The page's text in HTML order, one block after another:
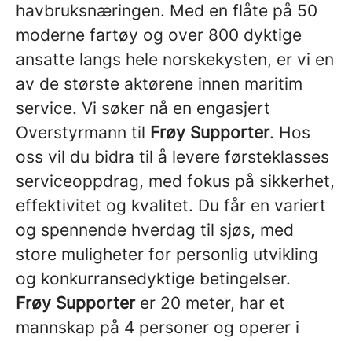
havbruksnæringen. Med en flåte på 50
moderne fartøy og over 800 dyktige
ansatte langs hele norskekysten, er vi en
av de største aktørene innen maritim
service. Vi søker nå en engasjert
Overstyrmann til Frøy Supporter. Hos
oss vil du bidra til å levere førsteklasses
serviceoppdrag, med fokus på sikkerhet,
effektivitet og kvalitet. Du får en variert
og spennende hverdag til sjøs, med
store muligheter for personlig utvikling
og konkurransedyktige betingelser.
Frøy Supporter er 20 meter, har et
mannskap på 4 personer og operer i